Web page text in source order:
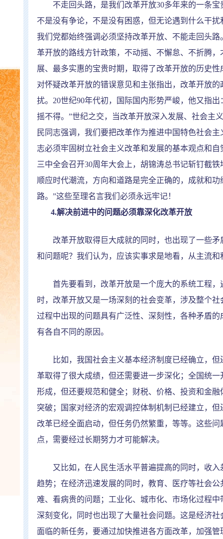
不走回头路，是我们改革开放30多年来的一条宝
不是没有争论，不是没有困惑，但无论遇到什么干
我们党都始终强调必须坚持改革开放、不能走回头
革开放的路线方针政策，不动摇、不懈怠、不折腾
展、最多实惠的宝贵时期，取得了改革开放的历史
对怀疑改革开放的错误意见和主张指出，改革开放
扰。 20世纪90年代初，国际国内形势严峻，他又指出
摇不得。 ”世纪之交，当改革开放深入发展、社会主
民同志强调，我们要把改革作为推进中国特色社会
志必须牢固树立社会主义改革和发展的基本观点和自
三中全会召开30周年大会上，胡锦涛总书记斩钉截铁
顺应时代潮流，方向和道路是完全正确的，成就和
路。 ”这些至理名言我们必须永远牢记！
4.解决前进中的问题必须靠深化改革开放
改革开放取得巨大成就的同时，也出现了一些矛
和问题呢？我们认为，应该实事求是地看，从主流和
首先要看到，改革开放是一个庞大的系统工程，
时，改革开放又是一场深刻的社会变革，涉及整个
过程中出现的问题具有广泛性、深刻性，各种矛盾
有各自不同的原因。
比如，我国社会主义基本经济制度已经确立，但
革取得了很大成绩，但还需要进一步深化；全国统
形成，但还要规范和健全；财税、价格、投资和金
突破；国家对经济的宏观调控体制机制已经建立，
改革已经全面启动，但任务仍然繁重，等等。这些
点，需要经过长期努力才可能解决。
又比如，在人民生活水平普遍提高的同时，收入
趋势；在经济迅速发展的同时，教育、医疗等社会
难、看病贵的问题；工业化、城市化、市场化过程
深刻变化，同时也出现了大量社会问题。这是经济
面临的新任务，要通过加快推进各方面改革，加强